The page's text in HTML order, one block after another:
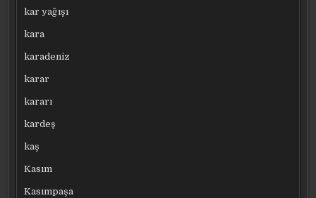
kar yağışı
kara
karadeniz
karar
kararı
kardeş
kaş
Kasım
Kasımpaşa